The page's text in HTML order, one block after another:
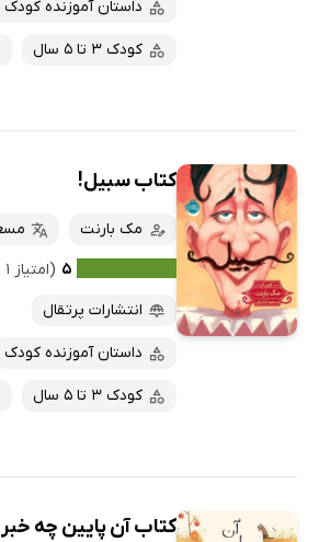
داستان آموزنده کودک
کودک 3 تا 5 سال
کتاب سبیل!
مک بارنت
۵ (امتیاز ۱ نفر)
انتشارات پرتقال
داستان آموزنده کودک
کودک 3 تا 5 سال
کتاب آن پایین چه